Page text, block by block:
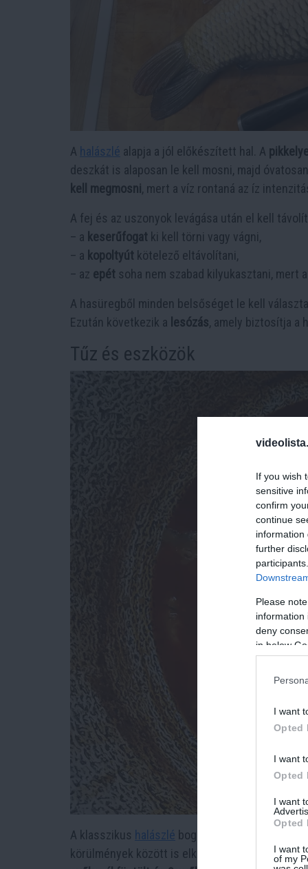
If you wish
sensitive
confirm
continue
information
further
Please
information
deny
in below
I want
Opted
I want
Opted
I want
Opted
I want
of my
A halászlé alapja a jól előkészített hal. A
deszkát is alaposan le kell mosni, majd
kell megmosni , mert a víz rontaná az íz
A fej és az uszonyok levágása után el kell
– a keserűfogat ki kell törni vagy vágni,
– a kopoltyút kötelező eltávolítani,
– az epét soha nem szabad kilyukasztani, mert
A hasüregből minden belsőséget le kell
Ezután következik a lesózás, amely biztosítja a
Tűz és eszközök
A klasszikus halászlé bográcsban készül
körülmények között is elkészíthető: használj